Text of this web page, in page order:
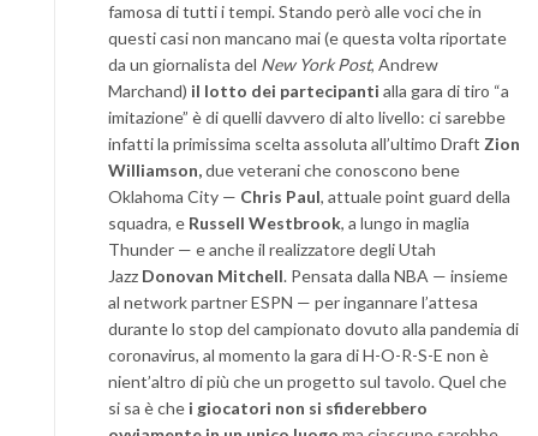
famosa di tutti i tempi. Stando però alle voci che in
questi casi non mancano mai (e questa volta riportate
da un giornalista del New York Post, Andrew
Marchand) il lotto dei partecipanti alla gara di tiro “a
imitazione” è di quelli davvero di alto livello: ci sarebbe
infatti la primissima scelta assoluta all’ultimo Draft Zion
Williamson,due veterani che conoscono bene
Oklahoma City — Chris Paul, attuale point guard della
squadra, e Russell Westbrook, a lungo in maglia
Thunder — e anche il realizzatore degli Utah
Jazz Donovan Mitchell. Pensata dalla NBA — insieme
al network partner ESPN — per ingannare l’attesa
durante lo stop del campionato dovuto alla pandemia di
coronavirus, al momento la gara di H-O-R-S-E non è
nient’altro di più che un progetto sul tavolo. Quel che
si sa è che i giocatori non si sfiderebbero